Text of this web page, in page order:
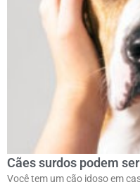
Cães surdos podem
Você tem um cão idoso em